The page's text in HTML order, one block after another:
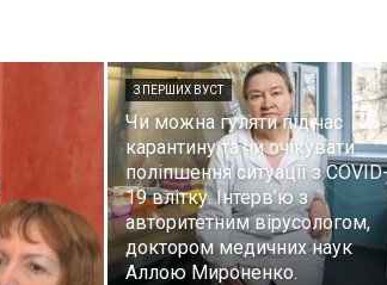
З ПЕРШИХ ВУСТ
Чи можна гуляти під час
карантину та чи очікувати
поліпшення ситуації з
19 влітку. Інтерв’ю з
авторитетним вірусологом,
доктором медичних наук
Аллою Мироненко.